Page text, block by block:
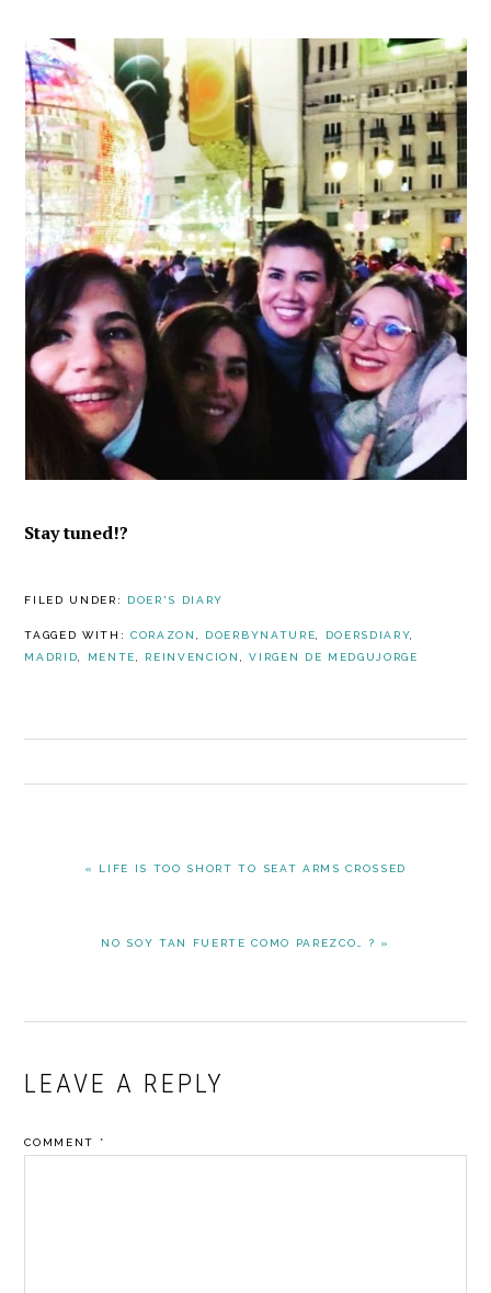
Stay tuned!?
FILED UNDER: DOER'S DIARY
TAGGED WITH:CORAZON , DOERBYNATURE, DOERSDIARY,
MADRID, MENTE, REINVENCION ,VIRGEN DE MEDGUJORGE
POST:
« LIFE IS TOO SHORT TO SEAT ARMS CROSSED
POST:
NO SOY TAN FUERTE COMO PAREZCO… ? »
READER
LEAVE A REPLY
COMMENT *